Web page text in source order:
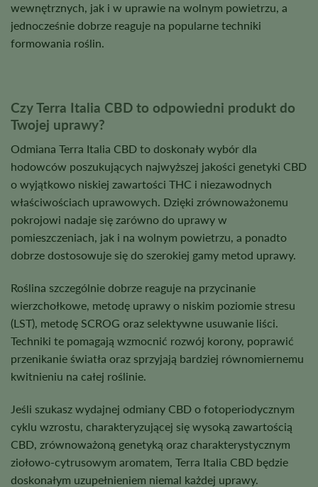
wewnętrznych, jak i w uprawie na wolnym powietrzu, a
jednocześnie dobrze reaguje na popularne techniki
formowania roślin.
Czy Terra Italia CBD to odpowiedni produkt do
Twojej uprawy?
Odmiana Terra Italia CBD to doskonały wybór dla
hodowców poszukujących najwyższej jakości genetyki CBD
o wyjątkowo niskiej zawartości THC i niezawodnych
właściwościach uprawowych. Dzięki zrównoważonemu
pokrojowi nadaje się zarówno do uprawy w
pomieszczeniach, jak i na wolnym powietrzu, a ponadto
dobrze dostosowuje się do szerokiej gamy metod uprawy.
Roślina szczególnie dobrze reaguje na przycinanie
wierzchołkowe, metodę uprawy o niskim poziomie stresu
(LST), metodę SCROG oraz selektywne usuwanie liści.
Techniki te pomagają wzmocnić rozwój korony, poprawić
przenikanie światła oraz sprzyjają bardziej równomiernemu
kwitnieniu na całej roślinie.
Jeśli szukasz wydajnej odmiany CBD o fotoperiodycznym
cyklu wzrostu, charakteryzującej się wysoką zawartością
CBD, zrównoważoną genetyką oraz charakterystycznym
ziołowo-cytrusowym aromatem, Terra Italia CBD będzie
doskonałym uzupełnieniem niemal każdej uprawy.